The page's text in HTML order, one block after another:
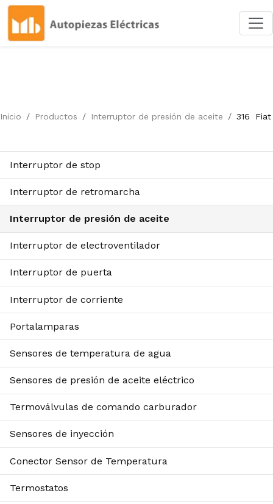
Inicio Productos Interruptor de presión de aceite 316 Fiat
Interruptor de stop
Interruptor de retromarcha
Interruptor de presión de aceite
Interruptor de electroventilador
Interruptor de puerta
Interruptor de corriente
Portalamparas
Sensores de temperatura de agua
Sensores de presión de aceite eléctrico
Termoválvulas de comando carburador
Sensores de inyección
Conector Sensor de Temperatura
Termostatos